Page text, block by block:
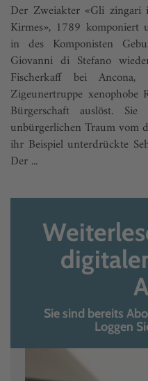
Der Zweiakter «Gli
Kirmes», 1789 komponiert
in des Komponisten
Giovanni di Stefano
Fischerkaff bei
Zigeunertruppe xenophobe
Bürgerschaft auslöst.
unbürgerlichen Traum vom
ihr Beispiel unterdrückte
Der ...
Sie sind bereits
Loggen